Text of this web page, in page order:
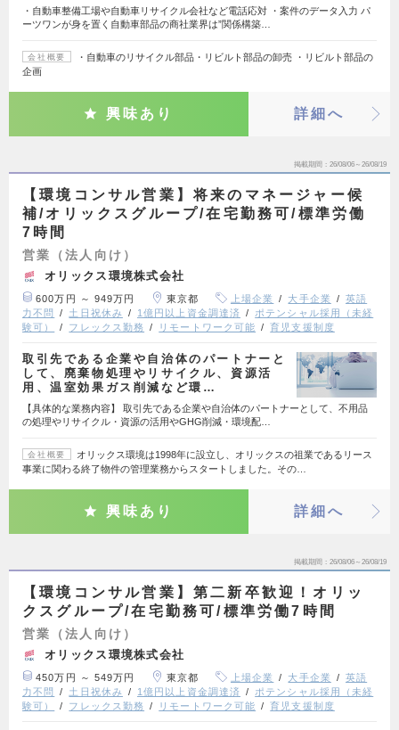
・自動車整備工場や自動車リサイクル会社など電話応対 ・案件のデータ入力 パ
ーツワンが身を置く自動車部品の商社業界は”関係構築…
会社概要
・自動車のリサイクル部品・リビルト部品の卸売 ・リビルト部品の
企画
興味あり 詳細へ
掲載期間 26/08/06～26/08/19
【環境コンサル営業】将来のマネージャー候
補/オリックスグループ/在宅勤務可/標準労働
7時間
営業（法人向け）
オリックス環境株式会社
600万円 ～ 949万円 東京都 上場企業 大手企業
英語
力不問
土日祝休み 1億円以上資金調達済
ポテンシャル採用（未経
験可）
フレックス勤務 リモートワーク可能 育児支援制度
取引先である企業や自治体のパートナーと
して、廃棄物処理やリサイクル、資源活
用、温室効果ガス削減など環…
【具体的な業務内容】 取引先である企業や自治体のパートナーとして、不用品
の処理やリサイクル・資源の活用やGHG削減・環境配…
会社概要
オリックス環境は1998年に設立し、オリックスの祖業であるリース
事業に関わる終了物件の管理業務からスタートしました。その…
興味あり 詳細へ
掲載期間 26/08/06～26/08/19
【環境コンサル営業】第二新卒歓迎！オリッ
クスグループ/在宅勤務可/標準労働7時間
営業（法人向け）
オリックス環境株式会社
450万円 ～ 549万円 東京都 上場企業 大手企業
英語
力不問
土日祝休み 1億円以上資金調達済
ポテンシャル採用（未経
験可）
フレックス勤務 リモートワーク可能 育児支援制度